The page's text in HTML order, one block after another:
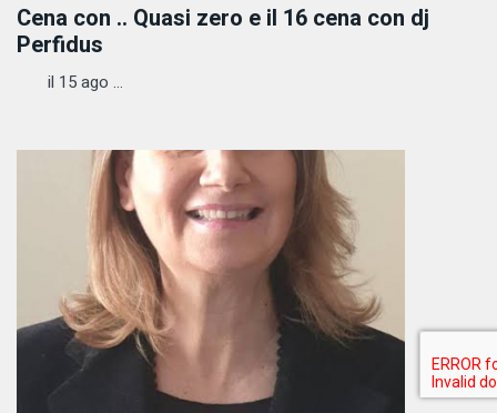
Cena con .. Quasi zero e il 16 cena con dj
Perfidus
il 15 ago ...